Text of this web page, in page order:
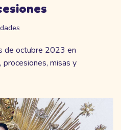
de octubre 2023 en
misas y